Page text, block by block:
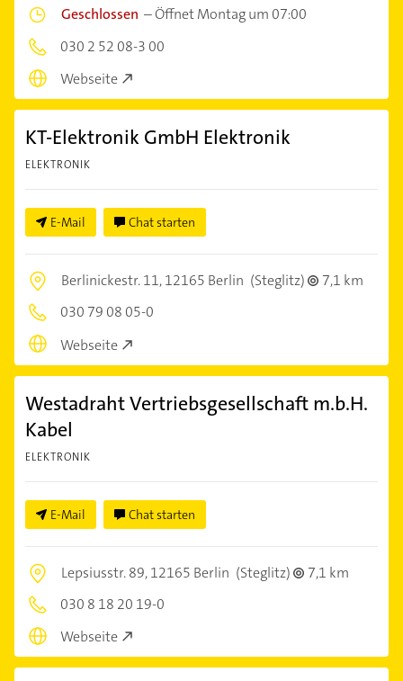
Geschlossen –Öffnet Montag um 07:00
030 2 52 08-3 00
Webseite
KT-Elektronik GmbH Elektronik
ELEKTRONIK
E-Mail Chat starten
Berlinickestr. 11,12165 Berlin (Steglitz)
7,1 km
030 79 08 05-0
Webseite
Westadraht Vertriebsgesellschaft m.b.H.
Kabel
ELEKTRONIK
E-Mail Chat starten
Lepsiusstr. 89,12165 Berlin (Steglitz)
7,1 km
030 8 18 20 19-0
Webseite